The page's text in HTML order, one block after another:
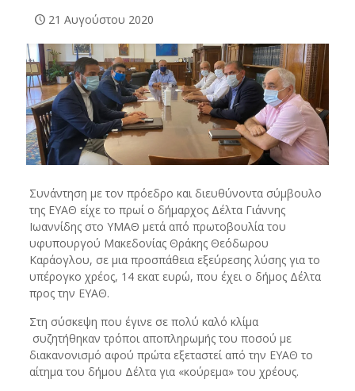
21 Αυγούστου 2020
Συνάντηση με τον πρόεδρο και διευθύνοντα σύμβουλο
της ΕΥΑΘ είχε το πρωί ο δήμαρχος Δέλτα Γιάννης
Ιωαννίδης στο ΥΜΑΘ μετά από πρωτοβουλία του
υφυπουργού Μακεδονίας Θράκης Θεόδωρου
Καράογλου, σε μια προσπάθεια εξεύρεσης λύσης για το
υπέρογκο χρέος, 14 εκατ ευρώ, που έχει ο δήμος Δέλτα
προς την ΕΥΑΘ.
Στη σύσκεψη που έγινε σε πολύ καλό κλίμα
συζητήθηκαν τρόποι αποπληρωμής του ποσού με
διακανονισμό αφού πρώτα εξεταστεί από την ΕΥΑΘ το
αίτημα του δήμου Δέλτα για «κούρεμα» του χρέους.